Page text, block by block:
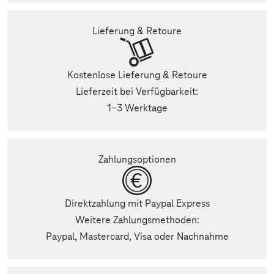
Lieferung & Retoure
Kostenlose Lieferung & Retoure
Lieferzeit bei Verfügbarkeit:
1-3 Werktage
Zahlungsoptionen
Direktzahlung mit Paypal Express
Weitere Zahlungsmethoden:
Paypal, Mastercard, Visa oder Nachnahme